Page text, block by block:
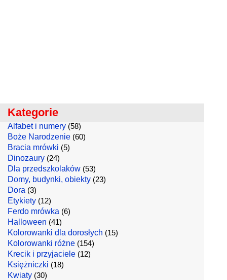
Kategorie
Alfabet i numery (58)
Boże Narodzenie (60)
Bracia mrówki (5)
Dinozaury (24)
Dla przedszkolaków (53)
Domy, budynki, obiekty (23)
Dora (3)
Etykiety (12)
Ferdo mrówka (6)
Halloween (41)
Kolorowanki dla dorosłych (15)
Kolorowanki różne (154)
Krecik i przyjaciele (12)
Księżniczki (18)
Kwiaty (30)